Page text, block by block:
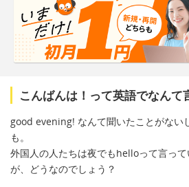
こんばんは！って英語でなんて
good evening! なんて聞いたことがない
も。
外国人の人たちは夜でもhelloって言っ
が、どうなのでしょう？